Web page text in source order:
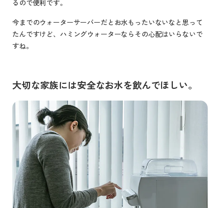
るので便利です。
今までのウォーターサーバーだとお水もったいないなと思って
たんですけど、ハミングウォーターならその心配はいらないで
すね。
大切な家族には安全なお水を飲んでほしい。